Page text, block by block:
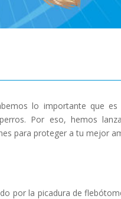
lo importante que
Por eso, hemos
para proteger a tu mejor
por la picadura de